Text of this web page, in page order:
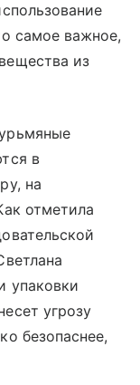
самое важное,
из
в
на
отметила
упаковки
угрозу
безопаснее,